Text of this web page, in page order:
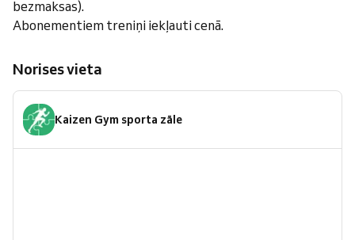
bezmaksas).
Abonementiem treniņi iekļauti cenā.
Norises vieta
Kaizen Gym sporta zāle